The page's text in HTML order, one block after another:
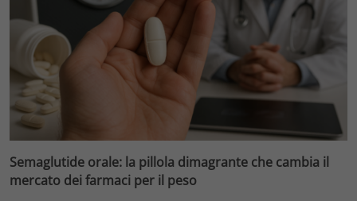
Semaglutide orale: la pillola dimagrante che cambia il
mercato dei farmaci per il peso